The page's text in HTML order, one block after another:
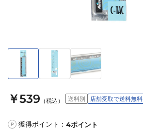
￥539 （税込） 送料別 店舗受取で送料無料
P 獲得ポイント： 4ポイント